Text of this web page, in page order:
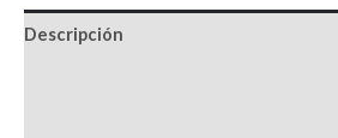
Descripción